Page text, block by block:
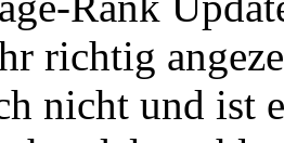
richtig
nicht und ist